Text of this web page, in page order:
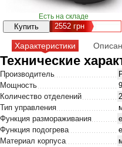
Есть на складе
2552 грн
Характеристики
Технические
Производитель
Мощность
Количество отделений
Тип управления
Функция размораживания
Функция подогрева
Материал корпуса